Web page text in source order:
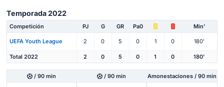
Temporada 2022
Competición PJ G GR Pa0 Min'
UEFA Youth League 2 0 5 0 1 0 180'
Total 2022 2 0 5 0 1 0 180'
/ 90 min / 90 min Amonestaciones / 90 min